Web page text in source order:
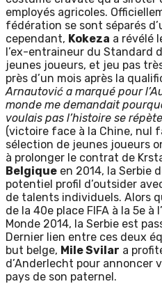
employés agricoles.
fédération se sont séparés
cependant, Kokeza a révélé
l’ex-entraineur du Standard
jeunes joueurs, et jeu pas
près d’un mois après la
Arnautović a marqué pour
monde me demandait
voulais pas l’histoire se répète
(victoire face à la Chine, nul
sélection de jeunes joueurs
à prolonger le contrat de
Belgique en 2014, la Serbie
potentiel profil d’outsider
de talents individuels. Alors
de la 40e place FIFA à la 5e à
Monde 2014, la Serbie est
Dernier lien entre ces deux
but belge, Mile Svilar a
d’Anderlecht pour annoncer
pays de son paternel.